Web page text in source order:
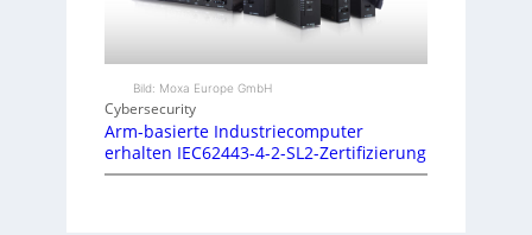
Bild: Moxa Europe GmbH
Cybersecurity
Arm-basierte Industriecomputer
erhalten IEC62443-4-2-SL2-Zertifizierung